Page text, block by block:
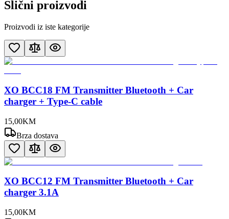
Slični proizvodi
Proizvodi iz iste kategorije
XO BCC18 FM Transmitter Bluetooth + Car
charger + Type-C cable
15,00KM
Brza dostava
XO BCC12 FM Transmitter Bluetooth + Car
charger 3.1A
15,00KM